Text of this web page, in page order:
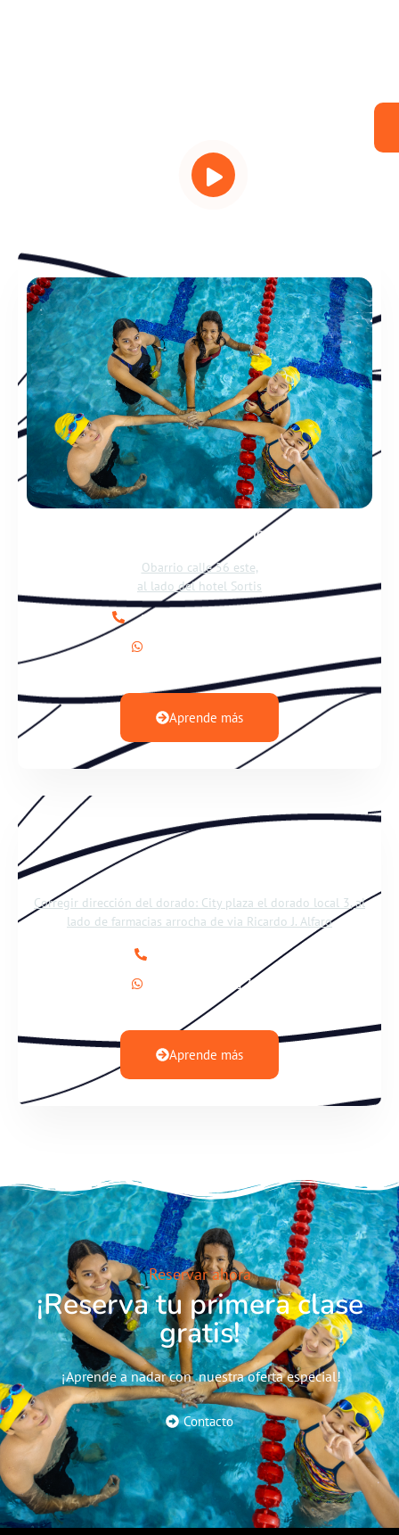
Swimming | Obarrio
Obarrio calle 56 este,
al lado del hotel Sortis
+(507) 310-0778 / 0079
Aprende más
Corregir dirección del dorado: City plaza el dorado local 3, al
lado de farmacias arrocha de via Ricardo J. Alfaro
+(507) 6117-1790
Aprende más
Reservar ahora
¡Reserva tu primera clase
gratis!
¡Aprende a nadar con nuestra oferta especial!
Contacto